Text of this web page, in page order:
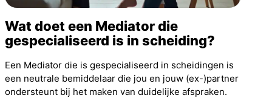
Wat doet een Mediator die
gespecialiseerd is in scheiding?
Een Mediator die is gespecialiseerd in scheidingen is
een neutrale bemiddelaar die jou en jouw (ex-)partner
ondersteunt bij het maken van duidelijke afspraken.